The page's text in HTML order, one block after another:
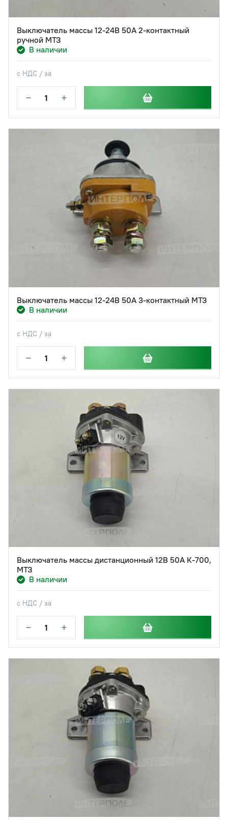
Выключатель массы 12-24В 50А 2-контактный
ручной МТЗ
В наличии
с НДС / за
− +
Выключатель массы 12-24В 50А 3-контактный МТЗ
В наличии
с НДС / за
− +
Выключатель массы дистанционный 12В 50А К-700,
МТЗ
В наличии
с НДС / за
− +